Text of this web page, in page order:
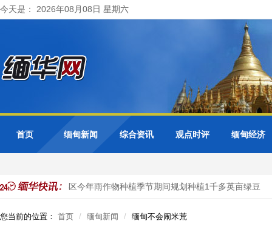
今天是： 2026年08月08日 星期六
首页 缅甸新闻 综合资讯 观点时评 缅甸经济
实皆省耶乌县区今年雨作物种植季节期间规划种植1千多英亩绿豆
您当前的位置： 首页 缅甸新闻 缅甸不会闹米荒